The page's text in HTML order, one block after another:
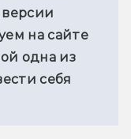
на сайте
одна из
себя